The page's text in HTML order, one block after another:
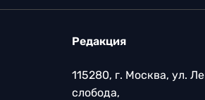
Редакция
115280, г. Москва, ул.
слобода,